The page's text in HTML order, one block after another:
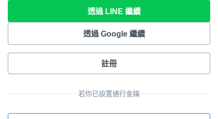
透過 LINE 繼續
透過 Google 繼續
註冊
若你已設置通行金鑰